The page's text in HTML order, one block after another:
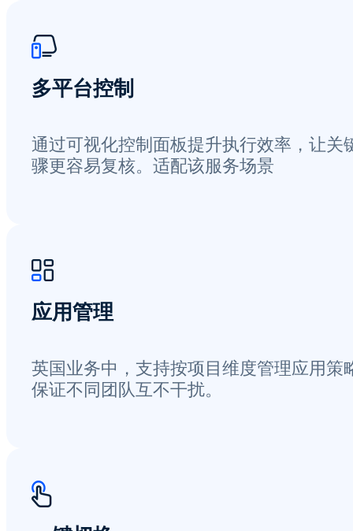
多平台控制
通过可视化控制面板提升执行效率，让关
骤更容易复核。适配该服务场景
应用管理
英国业务中，支持按项目维度管理应用策
保证不同团队互不干扰。